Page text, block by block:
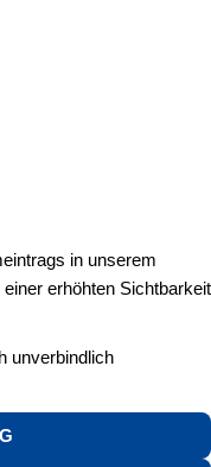
in unserem
erhöhten Sichtbarkeit
unverbindlich